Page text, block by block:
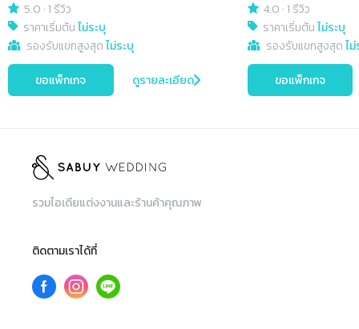
5.0 ·1 รีวิว
ราคาเริ่มต้นไม่ระบุ
รองรับแขกสูงสุดไม่ระบุ
ขอแพ็กเกจ ดูรายละเอียด
4.0 ·1 รีวิว
ราคาเริ่มต้นไม่ระบุ
รองรับแขกสูงสุดไ
ขอแพ็กเกจ
รวมไอเดียแต่งงานและร้านค้าคุณภาพ
ติดตามเราได้ที่